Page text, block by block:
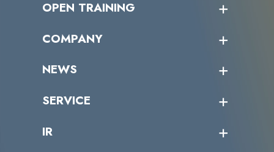
OPEN TRAINING
受講者の声
COMPANY
トップメッセージ
ミッション／ビジョン
パートナー企業一覧
NEWS
サイバーニュース
SERVICE
カテゴリー別サービス一覧
IR